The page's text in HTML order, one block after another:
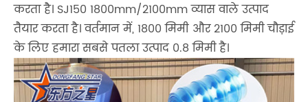
करता है। SJ150 1800mm/2100mm व्यास वाले उत्पाद
तैयार करता है। वर्तमान में, 1800 मिमी और 2100 मिमी चौड़ाई
के लिए हमारा सबसे पतला उत्पाद 0.8 मिमी है।